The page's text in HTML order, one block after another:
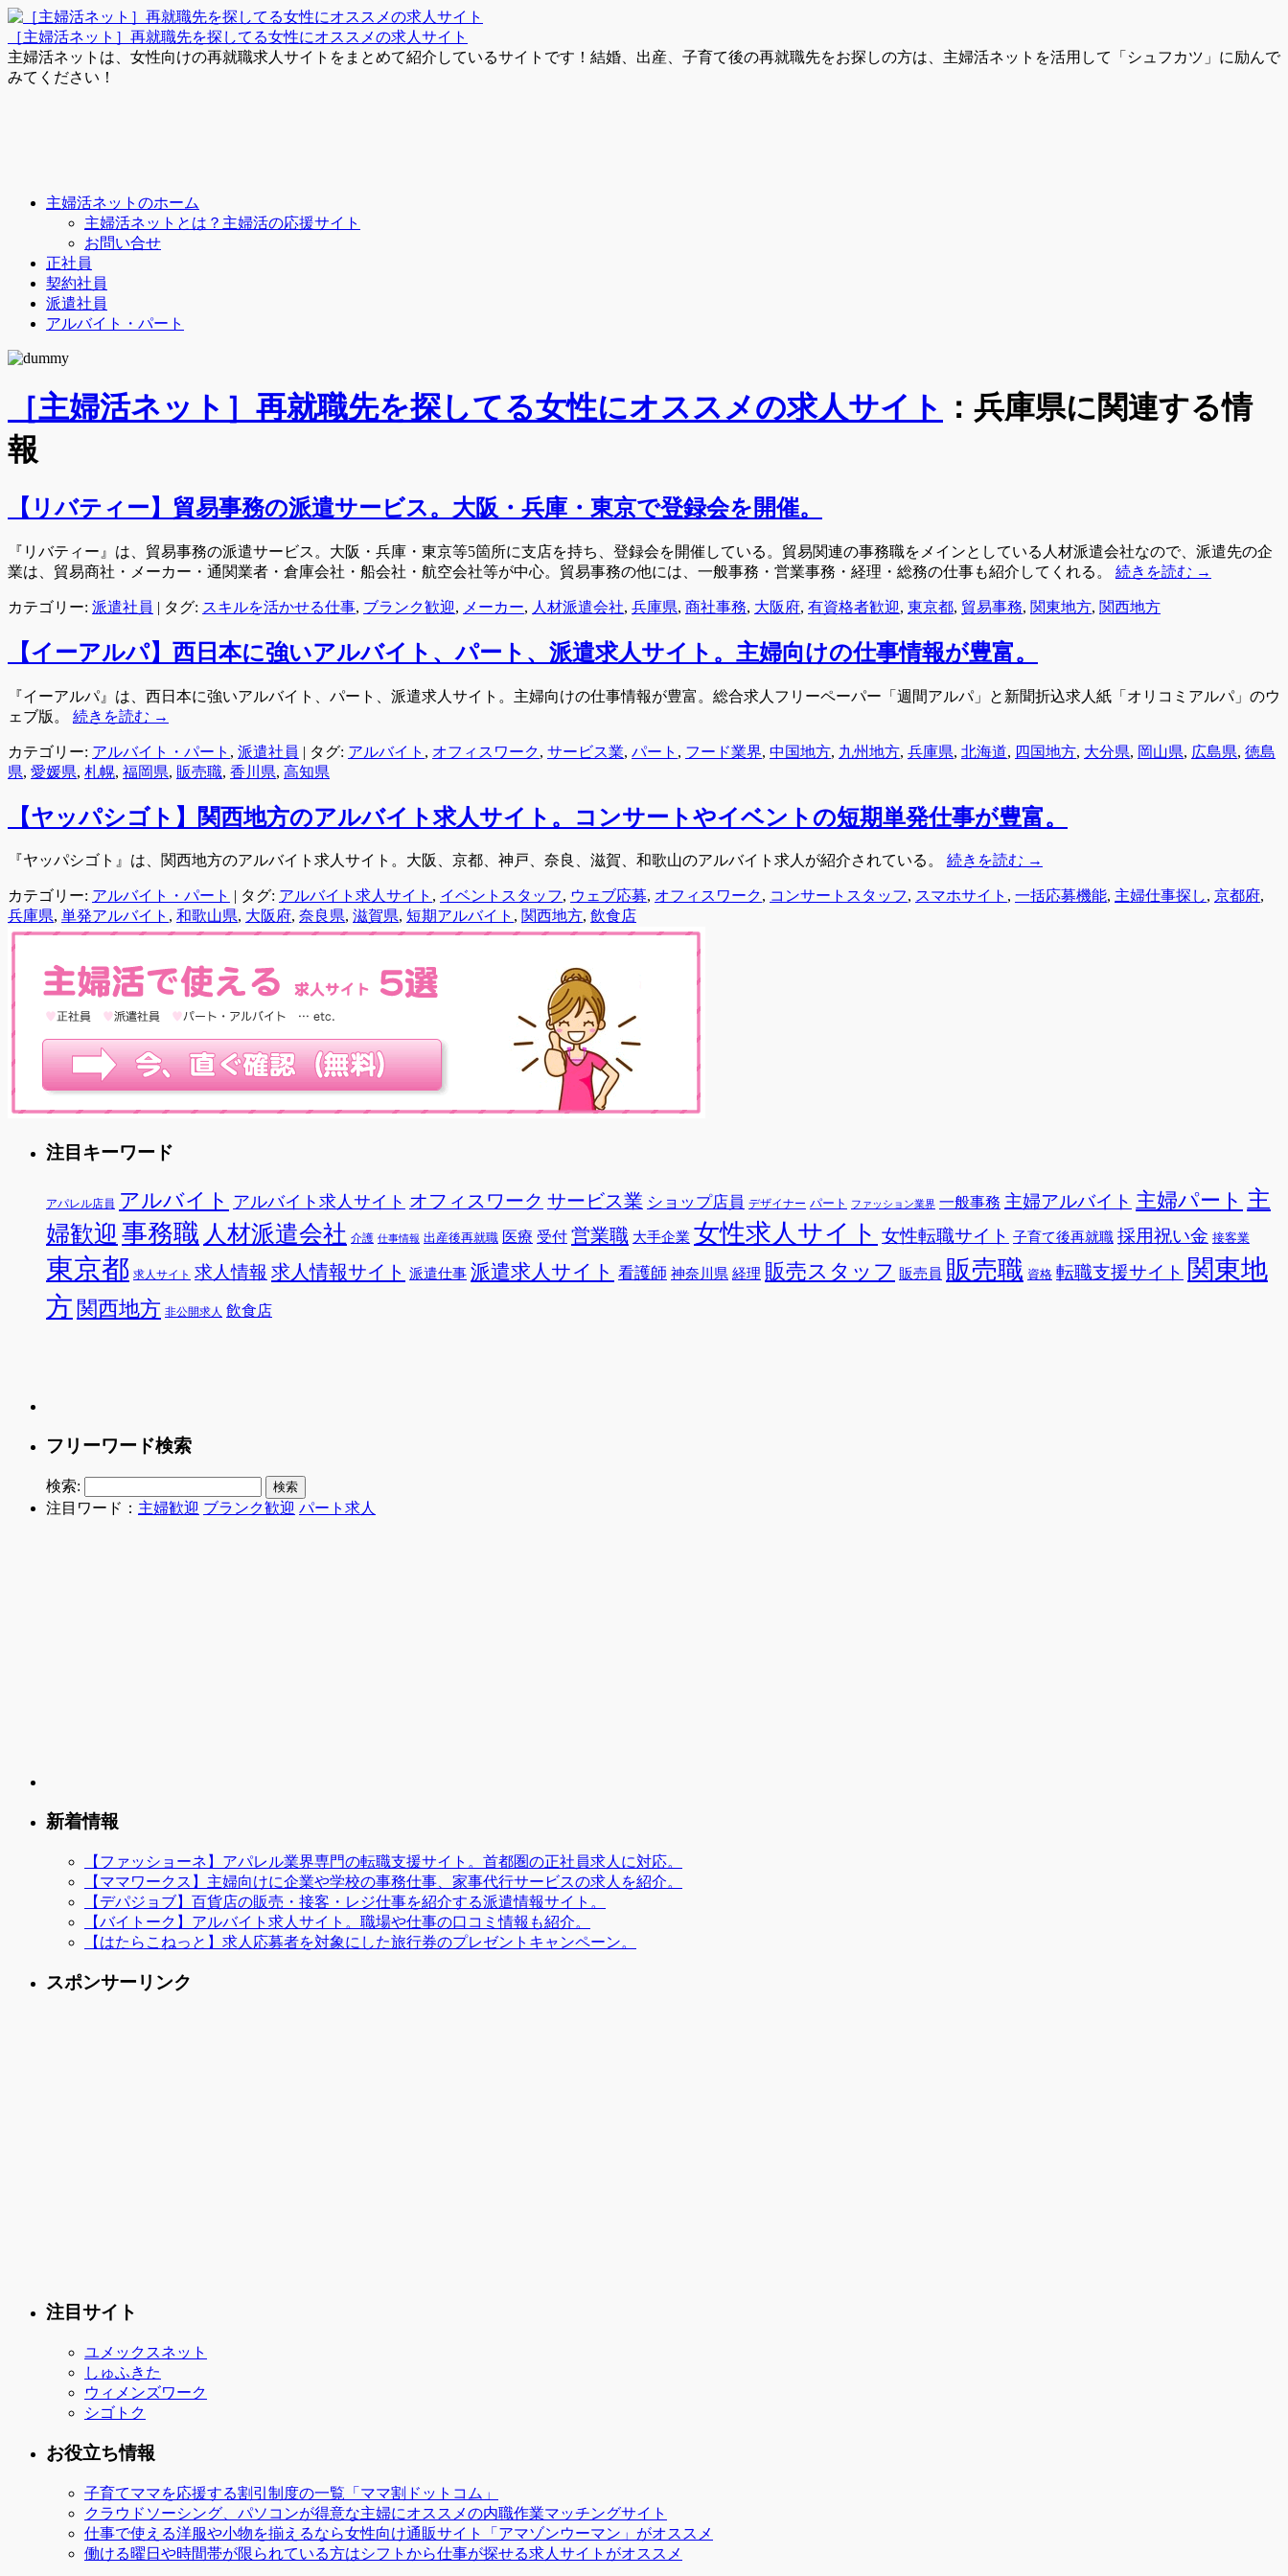
［主婦活ネット］再就職先を探してる女性にオススメの求人サイト
主婦活ネットは、女性向けの再就職求人サイトをまとめて紹介しているサイトです！結婚、出産、子育て後の再就職先をお探しの方は、主婦活ネットを活用して「シュフカツ」に励んで
みてください！
主婦活ネットのホーム
主婦活ネットとは？主婦活の応援サイト
お問い合せ
正社員
契約社員
派遣社員
アルバイト・パート
［主婦活ネット］再就職先を探してる女性にオススメの求人サイト ： 兵庫県に関連する情
報
【リバティー】貿易事務の派遣サービス。大阪・兵庫・東京で登録会を開催。
『リバティー』は、貿易事務の派遣サービス。大阪・兵庫・東京等5箇所に支店を持ち、登録会を開催している。貿易関連の事務職をメインとしている人材派遣会社なので、派遣先の企
業は、貿易商社・メーカー・通関業者・倉庫会社・船会社・航空会社等が中心。貿易事務の他には、一般事務・営業事務・経理・総務の仕事も紹介してくれる。 続きを読む →
カテゴリー: 派遣社員 | タグ: スキルを活かせる仕事, ブランク歓迎, メーカー, 人材派遣会社, 兵庫県, 商社事務, 大阪府, 有資格者歓迎, 東京都, 貿易事務, 関東地方, 関西地方
【イーアルパ】西日本に強いアルバイト、パート、派遣求人サイト。主婦向けの仕事情報が豊富。
『イーアルパ』は、西日本に強いアルバイト、パート、派遣求人サイト。主婦向けの仕事情報が豊富。総合求人フリーペーパー「週間アルパ」と新聞折込求人紙「オリコミアルパ」のウ
ェブ版。 続きを読む →
カテゴリー: アルバイト・パート , 派遣社員 | タグ: アルバイト , オフィスワーク, サービス業, パート , フード業界, 中国地方, 九州地方, 兵庫県, 北海道, 四国地方, 大分県, 岡山県, 広島県, 徳島
県, 愛媛県, 札幌, 福岡県, 販売職, 香川県, 高知県
【ヤッパシゴト】関西地方のアルバイト求人サイト。コンサートやイベントの短期単発仕事が豊富。
『ヤッパシゴト』は、関西地方のアルバイト求人サイト。大阪、京都、神戸、奈良、滋賀、和歌山のアルバイト求人が紹介されている。 続きを読む →
カテゴリー: アルバイト・パート | タグ: アルバイト求人サイト , イベントスタッフ, ウェブ応募, オフィスワーク, コンサートスタッフ, スマホサイト , 一括応募機能, 主婦仕事探し, 京都府,
兵庫県, 単発アルバイト , 和歌山県, 大阪府, 奈良県, 滋賀県, 短期アルバイト , 関西地方, 飲食店
注目キーワード
アパレル店員 アルバイト アルバイト求人サイト オフィスワーク サービス業 ショップ店員 デザイナー パート ファッション業界 一般事務 主婦アルバイト 主婦パート 主
婦歓迎 事務職 人材派遣会社 介護 仕事情報 出産後再就職 医療 受付 営業職 大手企業 女性求人サイト 女性転職サイト 子育て後再就職 採用祝い金 接客業
東京都 求人サイト 求人情報 求人情報サイト 派遣仕事 派遣求人サイト 看護師 神奈川県 経理 販売スタッフ 販売員 販売職 資格 転職支援サイト 関東地
方 関西地方 非公開求人 飲食店
フリーワード検索
検索:
注目ワード： 主婦歓迎 ブランク歓迎 パート求人
新着情報
【ファッショーネ】アパレル業界専門の転職支援サイト。首都圏の正社員求人に対応。
【ママワークス】主婦向けに企業や学校の事務仕事、家事代行サービスの求人を紹介。
【デパジョブ】百貨店の販売・接客・レジ仕事を紹介する派遣情報サイト。
【バイトーク】アルバイト求人サイト。職場や仕事の口コミ情報も紹介。
【はたらこねっと】求人応募者を対象にした旅行券のプレゼントキャンペーン。
スポンサーリンク
注目サイト
ユメックスネット
しゅふきた
ウィメンズワーク
シゴトク
お役立ち情報
子育てママを応援する割引制度の一覧「ママ割ドットコム」
クラウドソーシング、パソコンが得意な主婦にオススメの内職作業マッチングサイト
仕事で使える洋服や小物を揃えるなら女性向け通販サイト「アマゾンウーマン」がオススメ
働ける曜日や時間帯が限られている方はシフトから仕事が探せる求人サイトがオススメ